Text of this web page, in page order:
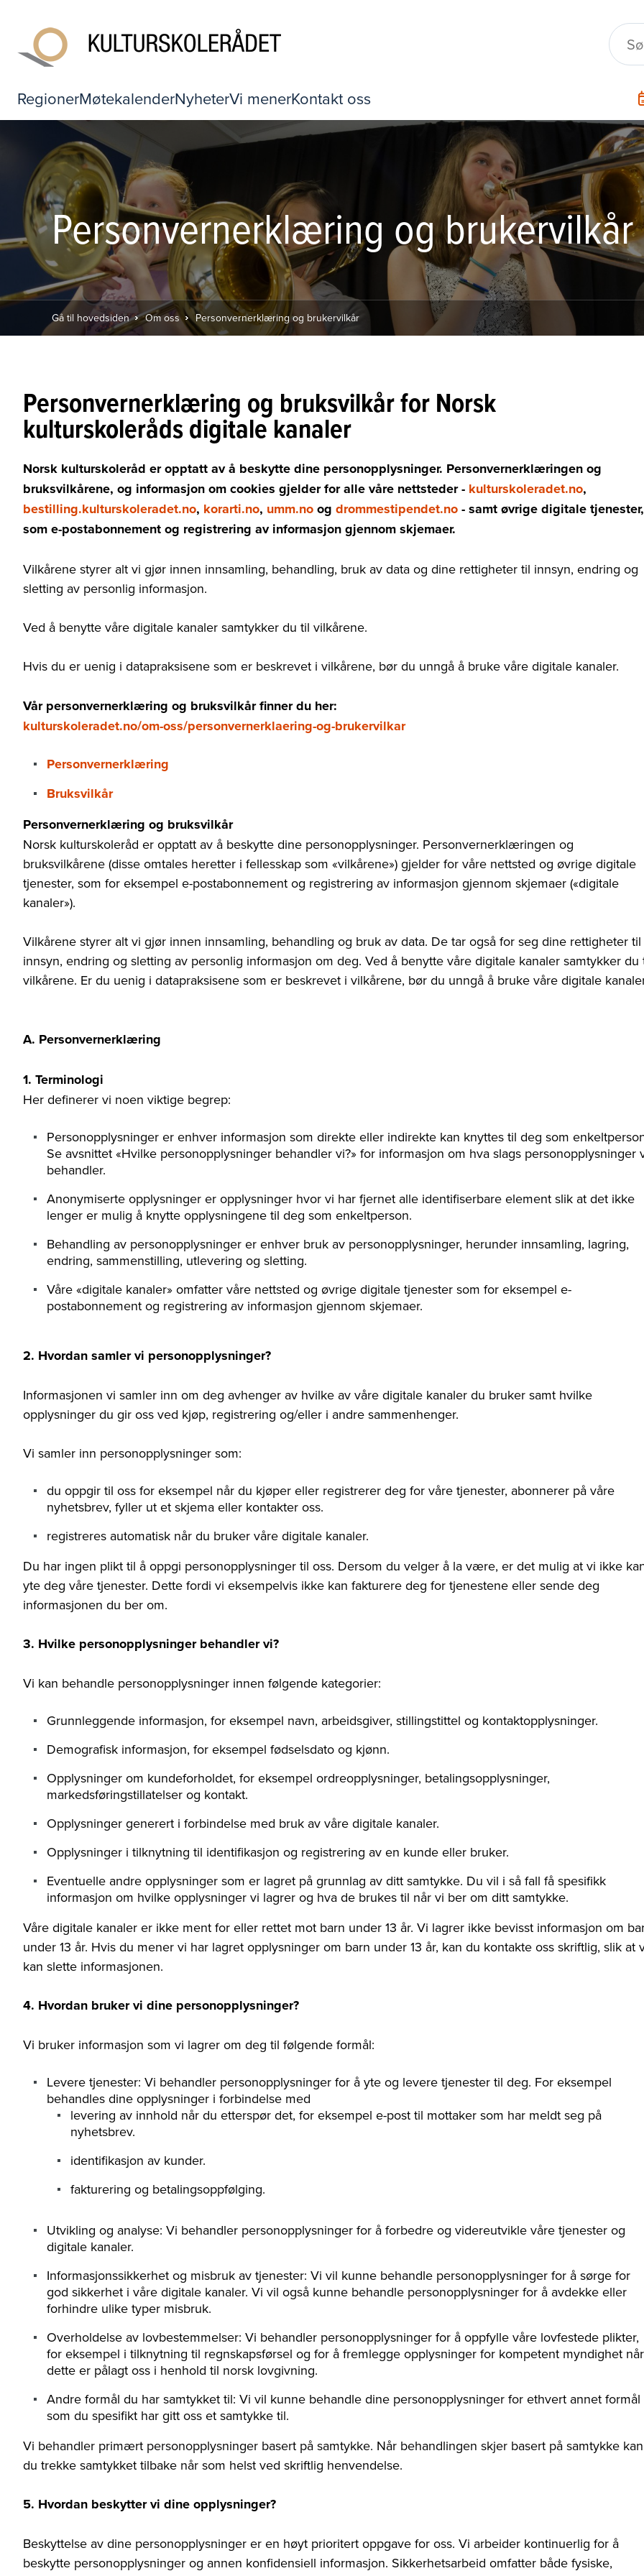
RegionerMøtekalenderNyheterVi menerKontakt oss
Personvernerklæring og brukervilkår
Gå til hovedsiden Om oss Personvernerklæring og brukervilkår
Personvernerklæring og bruksvilkår forNorsk
kulturskoleråds digitale kanaler
Norsk kulturskoleråd er opptatt av å beskytte dine personopplysninger. Personvernerklæringen og
bruksvilkårene, og informasjon om cookies gjelder for alle våre nettsteder - kulturskoleradet.no,
bestilling.kulturskoleradet.no, korarti.no, umm.noog drommestipendet.no- samt øvrige digitale tjenester,
som e-postabonnement og registrering av informasjon gjennom skjemaer.
Vilkårene styrer alt vi gjør innen innsamling, behandling, bruk av data og dine rettigheter til innsyn, endring og
sletting av personlig informasjon.
Ved å benytte våre digitale kanaler samtykker du til vilkårene.
Hvis du er uenig i datapraksisene som er beskrevet i vilkårene, bør du unngå å bruke våre digitale kanaler.
Vår personvernerklæring og bruksvilkår finner du her:
kulturskoleradet.no/om-oss/personvernerklaering-og-brukervilkar
Personvernerklæring
Bruksvilkår
Personvernerklæring og bruksvilkår
Norsk kulturskoleråd er opptatt av å beskytte dine personopplysninger. Personvernerklæringen og
bruksvilkårene (disse omtales heretter i fellesskap som «vilkårene») gjelder for våre nettsted og øvrige digitale
tjenester, som for eksempel e-postabonnement og registrering av informasjon gjennom skjemaer («digitale
kanaler»).
Vilkårene styrer alt vi gjør innen innsamling, behandling og bruk av data. De tar også for seg dine rettigheter til
innsyn, endring og sletting av personlig informasjon om deg. Ved å benytte våre digitale kanaler samtykker du
vilkårene. Er du uenig i datapraksisene som er beskrevet i vilkårene, bør du unngå å bruke våre digitale
A. Personvernerklæring
1. Terminologi
Her definerer vi noen viktige begrep:
Personopplysninger er enhver informasjon som direkte eller indirekte kan knyttes til deg som
Se avsnittet «Hvilke personopplysninger behandler vi?» for informasjon om hva slags personopplysninger
behandler.
Anonymiserte opplysninger er opplysninger hvor vi har fjernet alle identifiserbare element slik at det ikke
lenger er mulig å knytte opplysningene til deg som enkeltperson.
Behandling av personopplysninger er enhver bruk av personopplysninger, herunder innsamling, lagring,
endring, sammenstilling, utlevering og sletting.
Våre «digitale kanaler» omfatter våre nettsted og øvrige digitale tjenester som for eksempel e-
postabonnement og registrering av informasjon gjennom skjemaer.
2. Hvordan samler vi personopplysninger?
Informasjonen vi samler inn om deg avhenger av hvilke av våre digitale kanaler du bruker samt hvilke
opplysninger du gir oss ved kjøp, registrering og/eller i andre sammenhenger.
Vi samler inn personopplysninger som:
du oppgir til oss for eksempel når du kjøper eller registrerer deg for våre tjenester, abonnerer på våre
nyhetsbrev, fyller ut et skjema eller kontakter oss.
registreres automatisk når du bruker våre digitale kanaler.
Du har ingen plikt til å oppgi personopplysninger til oss. Dersom du velger å la være, er det mulig at vi ikke
yte deg våre tjenester. Dette fordi vi eksempelvis ikke kan fakturere deg for tjenestene eller sende deg
informasjonen du ber om.
3. Hvilke personopplysninger behandler vi?
Vi kan behandle personopplysninger innen følgende kategorier:
Grunnleggende informasjon, for eksempel navn, arbeidsgiver, stillingstittel og kontaktopplysninger.
Demografisk informasjon, for eksempel fødselsdato og kjønn.
Opplysninger om kundeforholdet, for eksempel ordreopplysninger, betalingsopplysninger,
markedsføringstillatelser og kontakt.
Opplysninger generert i forbindelse med bruk av våre digitale kanaler.
Opplysninger i tilknytning til identifikasjon og registrering av en kunde eller bruker.
Eventuelle andre opplysninger som er lagret på grunnlag av ditt samtykke. Du vil i så fall få spesifikk
informasjon om hvilke opplysninger vi lagrer og hva de brukes til når vi ber om ditt samtykke.
Våre digitale kanaler er ikke ment for eller rettet mot barn under 13 år. Vi lagrer ikke bevisst informasjon om
under 13 år. Hvis du mener vi har lagret opplysninger om barn under 13 år, kan du kontakte oss skriftlig, slik at
kan slette informasjonen.
4. Hvordan bruker vi dine personopplysninger?
Vi bruker informasjon som vi lagrer om deg til følgende formål:
Levere tjenester: Vi behandler personopplysninger for å yte og levere tjenester til deg. For eksempel
behandles dine opplysninger i forbindelse med
levering av innhold når du etterspør det, for eksempel e-post til mottaker som har meldt seg på
nyhetsbrev.
identifikasjon av kunder.
fakturering og betalingsoppfølging.
Utvikling og analyse: Vi behandler personopplysninger for å forbedre og videreutvikle våre tjenester og
digitale kanaler.
Informasjonssikkerhet og misbruk av tjenester: Vi vil kunne behandle personopplysninger for å sørge for
god sikkerhet i våre digitale kanaler. Vi vil også kunne behandle personopplysninger for å avdekke eller
forhindre ulike typer misbruk.
Overholdelse av lovbestemmelser: Vi behandler personopplysninger for å oppfylle våre lovfestede plikter,
for eksempel i tilknytning til regnskapsførsel og for å fremlegge opplysninger for kompetent myndighet når
dette er pålagt oss i henhold til norsk lovgivning.
Andre formål du har samtykket til: Vi vil kunne behandle dine personopplysninger for ethvert annet formål
som du spesifikt har gitt oss et samtykke til.
Vi behandler primært personopplysninger basert på samtykke. Når behandlingen skjer basert på samtykke kan
du trekke samtykket tilbake når som helst ved skriftlig henvendelse.
5. Hvordan beskytter vi dine opplysninger?
Beskyttelse av dine personopplysninger er en høyt prioritert oppgave for oss. Vi arbeider kontinuerlig for å
beskytte personopplysninger og annen konfidensiell informasjon. Sikkerhetsarbeid omfatter både fysiske,